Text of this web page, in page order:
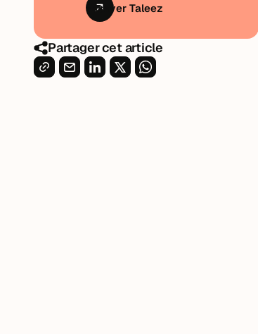
Essayer Taleez
Partager cet article